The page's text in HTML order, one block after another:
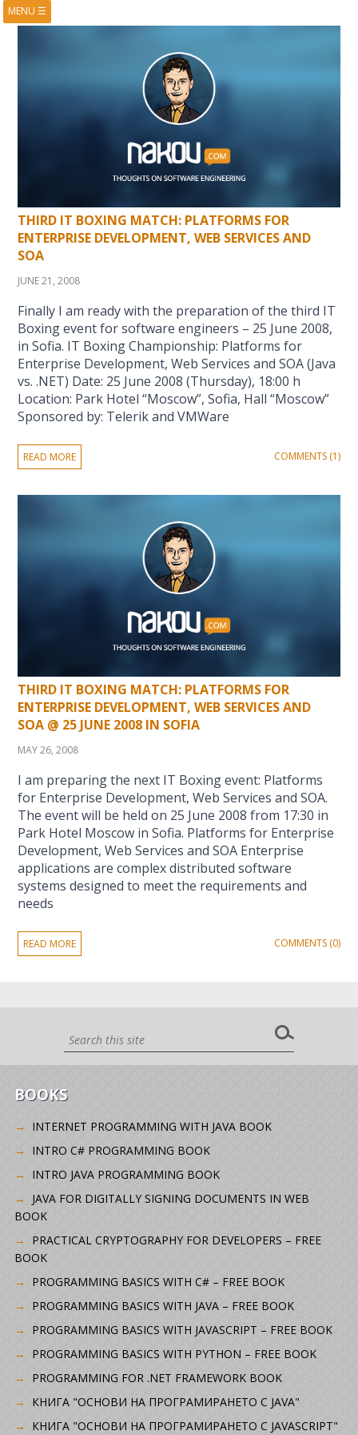
MENU ☰
THIRD IT BOXING MATCH: PLATFORMS FOR
ENTERPRISE DEVELOPMENT, WEB SERVICES AND
SOA
JUNE 21, 2008
Finally I am ready with the preparation of the third IT
Boxing event for software engineers – 25 June 2008,
in Sofia. IT Boxing Championship: Platforms for
Enterprise Development, Web Services and SOA (Java
vs. .NET) Date: 25 June 2008 (Thursday), 18:00 h
Location: Park Hotel “Moscow”, Sofia, Hall “Moscow”
Sponsored by: Telerik and VMWare
READ MORE COMMENTS (1)
THIRD IT BOXING MATCH: PLATFORMS FOR
ENTERPRISE DEVELOPMENT, WEB SERVICES AND
SOA @ 25 JUNE 2008 IN SOFIA
MAY 26, 2008
I am preparing the next IT Boxing event: Platforms
for Enterprise Development, Web Services and SOA.
The event will be held on 25 June 2008 from 17:30 in
Park Hotel Moscow in Sofia. Platforms for Enterprise
Development, Web Services and SOA Enterprise
applications are complex distributed software
systems designed to meet the requirements and
needs
READ MORE COMMENTS (0)
BOOKS
INTERNET PROGRAMMING WITH JAVA BOOK
INTRO C# PROGRAMMING BOOK
INTRO JAVA PROGRAMMING BOOK
JAVA FOR DIGITALLY SIGNING DOCUMENTS IN WEB
BOOK
PRACTICAL CRYPTOGRAPHY FOR DEVELOPERS – FREE
BOOK
PROGRAMMING BASICS WITH C# – FREE BOOK
PROGRAMMING BASICS WITH JAVA – FREE BOOK
PROGRAMMING BASICS WITH JAVASCRIPT – FREE BOOK
PROGRAMMING BASICS WITH PYTHON – FREE BOOK
PROGRAMMING FOR .NET FRAMEWORK BOOK
КНИГА "ОСНОВИ НА ПРОГРАМИРАНЕТО С JAVA"
КНИГА "ОСНОВИ НА ПРОГРАМИРАНЕТО С JAVASCRIPT"